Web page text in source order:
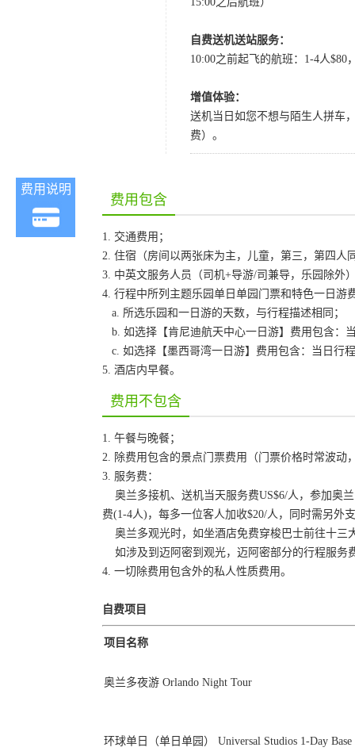
自费送机送站服务：
10:00之前起飞的航班：1-4人$80
增值体验：
送机当日如您不想与陌生人拼车
费）。
费用说明
费用包含
1. 交通费用；
2. 住宿（房间以两张床为主，儿童，第三，第四人
3. 中英文服务人员（司机+导游/司兼导，乐园除外
4. 行程中所列主题乐园单日单园门票和特色一日
a. 所选乐园和一日游的天数，与行程描述相同；
b. 如选择【肯尼迪航天中心一日游】费用包含：
c. 如选择【墨西哥湾一日游】费用包含：当日行
5. 酒店内早餐。
费用不包含
1. 午餐与晚餐；
2. 除费用包含的景点门票费用（门票价格时常波动
3. 服务费：
奥兰多接机、送机当天服务费US$6/人，参加奥
费(1-4人)，每多一位客人加收$20/人，同时需另外
奥兰多观光时，如坐酒店免费穿梭巴士前往十三
如涉及到迈阿密到观光，迈阿密部分的行程服务
4. 一切除费用包含外的私人性质费用。
自费项目
项目名称
奥兰多夜游 Orlando Night Tour
环球单日（单日单园） Universal Studios 1-Day Base